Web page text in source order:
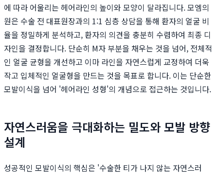
에 따라 어울리는 헤어라인의 높이와 모양이 달라집니다. 모엠의
원은 수술 전 대표원장과의 1:1 심층 상담을 통해 환자의 얼굴 비
율을 정밀하게 분석하고, 환자의 의견을 충분히 수렴하여 최종 디
자인을 결정합니다. 단순히 M자 부분을 채우는 것을 넘어, 전체적
인 얼굴 균형을 개선하고 이마 라인을 자연스럽게 교정하여 더욱
작고 입체적인 얼굴형을 만드는 것을 목표로 합니다. 이는 단순한
모발이식을 넘어 '헤어라인 성형'의 개념으로 접근하는 것입니다.
자연스러움을 극대화하는 밀도와 모발 방향
설계
성공적인 모발이식의 핵심은 '수술한 티가 나지 않는 자연스러